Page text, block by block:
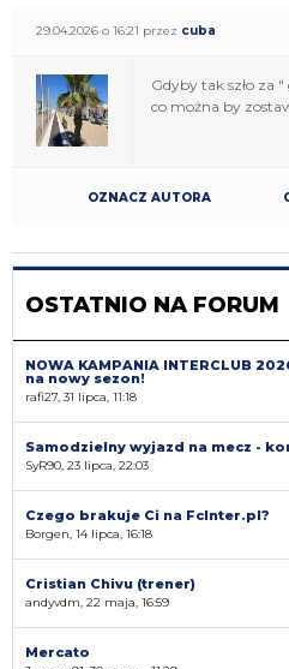
29.04.2026 o 16:21 przez cuba
Gdyby tak szło za
co można by
OZNACZ AUTORA
OSTATNIO NA FORUM
NOWA KAMPANIA INTERCLUB
na nowy sezon!
rafi27, 31 lipca, 11:18
Samodzielny wyjazd na mecz -
SyR90, 23 lipca, 22:03
Czego brakuje Ci na FcInter.pl?
Borgen, 14 lipca, 16:18
Cristian Chivu (trener)
andyvdm, 22 maja, 16:59
Mercato